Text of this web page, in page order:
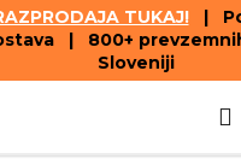
TUKAJ!|
| 800+
Sloveniji